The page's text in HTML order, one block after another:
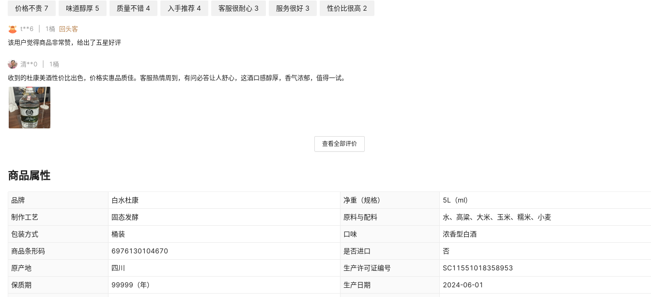
价格不贵 7 味道醇厚 5 质量不错 4 入手推荐 4 客服很耐心 3 服务很好 3 性价比很高 2
t**6 1桶
回头客
该用户觉得商品非常赞，给出了五星好评
清**0 1桶
收到的杜康美酒性价比出色，价格实惠品质佳。客服热情周到，有问必答让人舒心，这酒口感醇厚，香气浓郁，值得一试。
查看全部评价
商品属性
品牌 白水杜康 净重（规格） 5L （ml）
制作工艺 固态发酵 原料与配料 水、高粱、大米、玉米、糯米、小麦
包装方式 桶装 口味 浓香型白酒
商品条形码 6976130104670 是否进口 否
原产地 四川 生产许可证编号 SC11551018358953
保质期 99999 （年） 生产日期 2024-06-01